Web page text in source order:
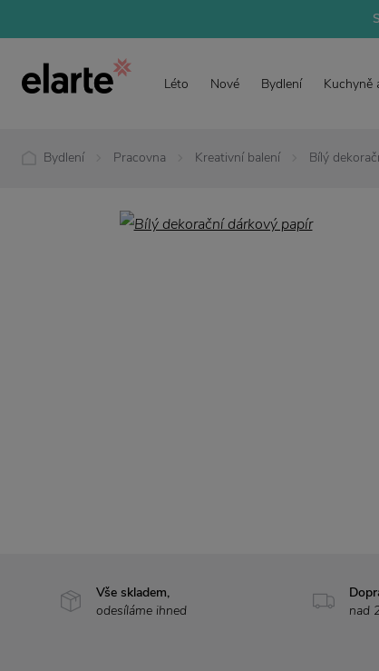
Léto Nové Bydlení Kuchyně
Bydlení Pracovna Kreativní balení Bílý
Vše skladem,
odesíláme ihned
nad